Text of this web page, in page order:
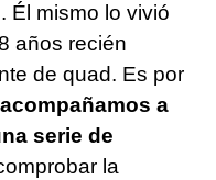
Él mismo lo vivió
años recién
de quad. Es por
acompañamos a
serie de
la